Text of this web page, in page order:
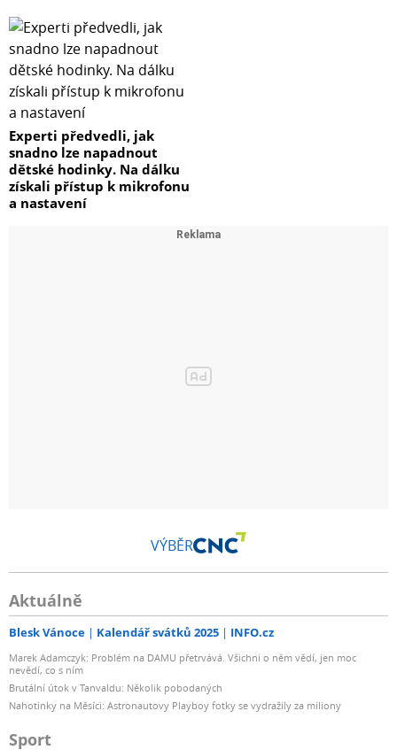
Experti předvedli, jak
snadno lze napadnout
dětské hodinky. Na dálku
získali přístup k mikrofonu
a nastavení
VÝBĚR
Aktuálně
Blesk Vánoce Kalendář svátků 2025 INFO.cz
Marek Adamczyk: Problém na DAMU přetrvává. Všichni o něm vědí, jen moc
nevědí, co s ním
Brutální útok v Tanvaldu: Několik pobodaných
Nahotinky na Měsíci: Astronautovy Playboy fotky se vydražily za miliony
Sport